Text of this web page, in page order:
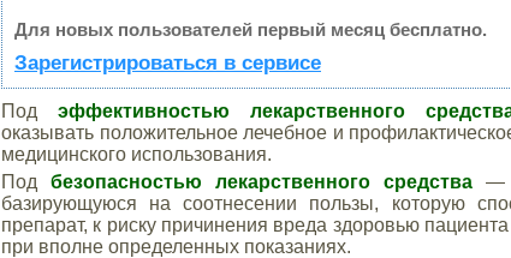
Для новых пользователей первый месяц бесплатно.
Зарегистрироваться в сервисе
Под эффективностью лекарственного
оказывать положительное лечебное и
медицинского использования.
Под безопасностью лекарственного средства —
базирующуюся на соотнесении пользы, которую
препарат, к риску причинения вреда здоровью
при вполне определенных показаниях.